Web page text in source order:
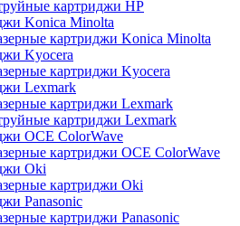
картриджи HP
Konica Minolta
картриджи Konica Minolta
Kyocera
картриджи Kyocera
Lexmark
картриджи Lexmark
картриджи Lexmark
OCE ColorWave
картриджи OCE ColorWave
Oki
картриджи Oki
Panasonic
картриджи Panasonic